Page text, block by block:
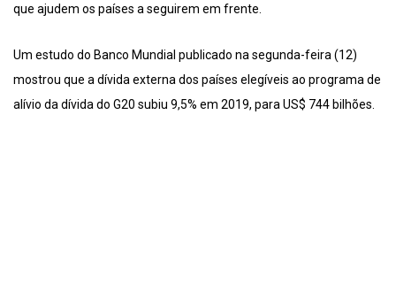
que ajudem os países a seguirem em frente.
Um estudo do Banco Mundial publicado na segunda-feira (12)
mostrou que a dívida externa dos países elegíveis ao programa de
alívio da dívida do G20 subiu 9,5% em 2019, para US$ 744 bilhões.